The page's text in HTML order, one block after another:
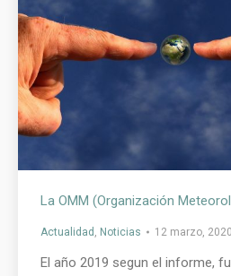
Actualidad Noticias 12 marzo, 2020
El año 2019 segun el informe,